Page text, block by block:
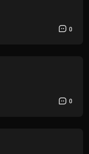
0
0